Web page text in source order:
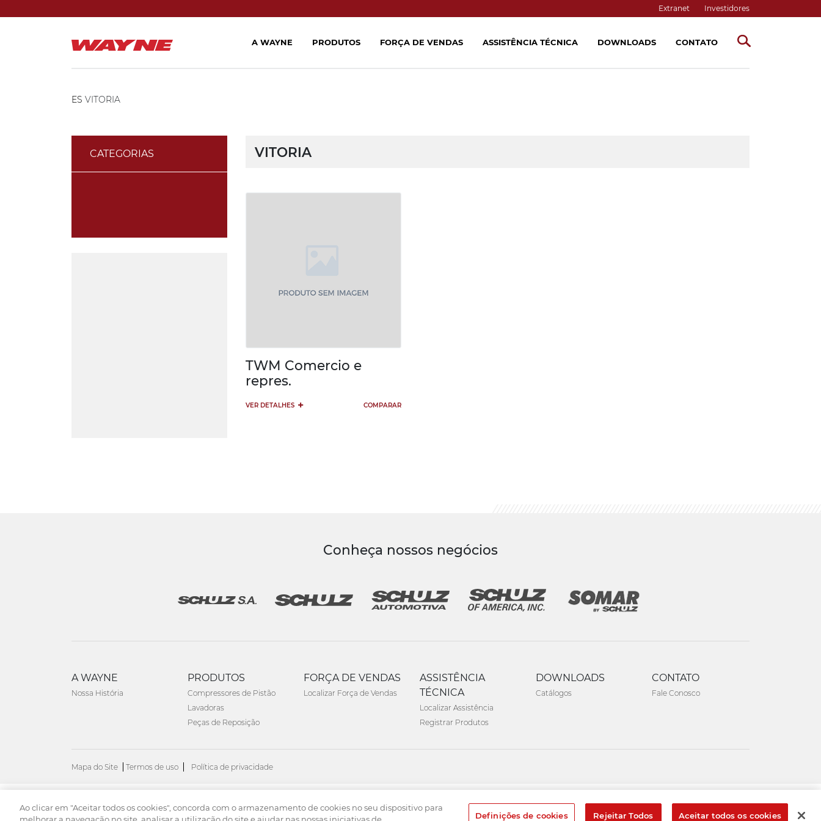
Extranet Investidores
ES VITORIA
CATEGORIAS VITORIA
TWM Comercio e
repres.
VER DETALHES + COMPARAR
Conheça nossos negócios
A WAYNE
Nossa História
PRODUTOS
Compressores de Pistão
Lavadoras
Peças de Reposição
FORÇA DE VENDAS
Localizar Força de Vendas
ASSISTÊNCIA
TÉCNICA
Localizar Assistência
Registrar Produtos
DOWNLOADS
Catálogos
CONTATO
Fale Conosco
Mapa do Site Termos de uso Política de privacidade
© 2026. Todos os direitos reservados.
A WAYNE PRODUTOS FORÇA DE VENDAS ASSISTÊNCIA TÉCNICA DOWNLOADS CONTATO
Ao clicar em "Aceitar todos os cookies", concorda com o armazenamento de cookies no seu dispositivo para
Definições de cookies Rejeitar Todos Aceitar todos os cookies